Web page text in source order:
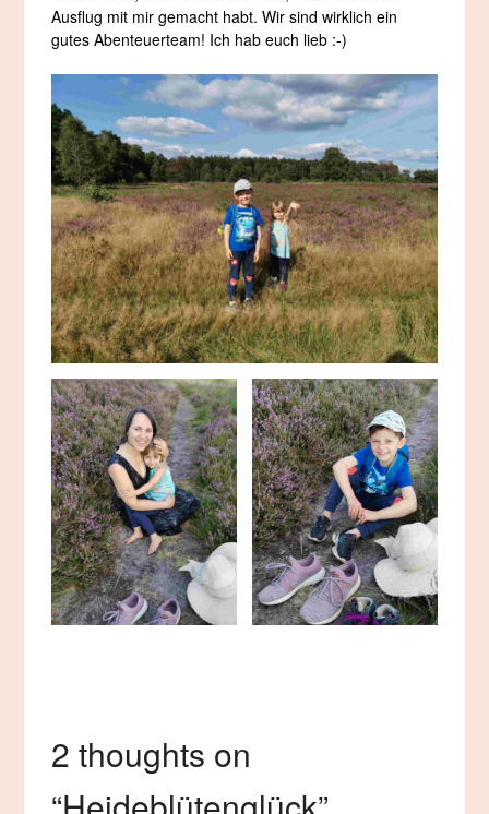
Ausflug mit mir gemacht habt. Wir sind wirklich ein
gutes Abenteuerteam! Ich hab euch lieb :-)
2 thoughts on